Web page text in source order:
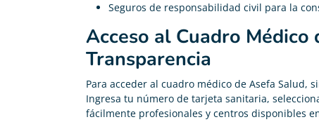
Seguros de responsabilidad civil para la
Acceso al Cuadro Médico
Transparencia
Para acceder al cuadro médico de Asefa Salud,
Ingresa tu número de tarjeta sanitaria,
fácilmente profesionales y centros disponibles